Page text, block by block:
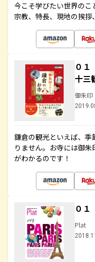
今こそ学びたい世界のこ
宗教、特長、現地の挨拶
０
十三
御朱印
鎌倉の観光といえば、
りません。お寺には御
がわかるのです！
０
Plat